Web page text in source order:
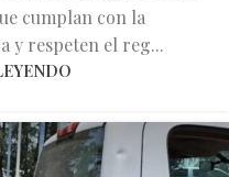
cumplan con la
y respeten el reg...